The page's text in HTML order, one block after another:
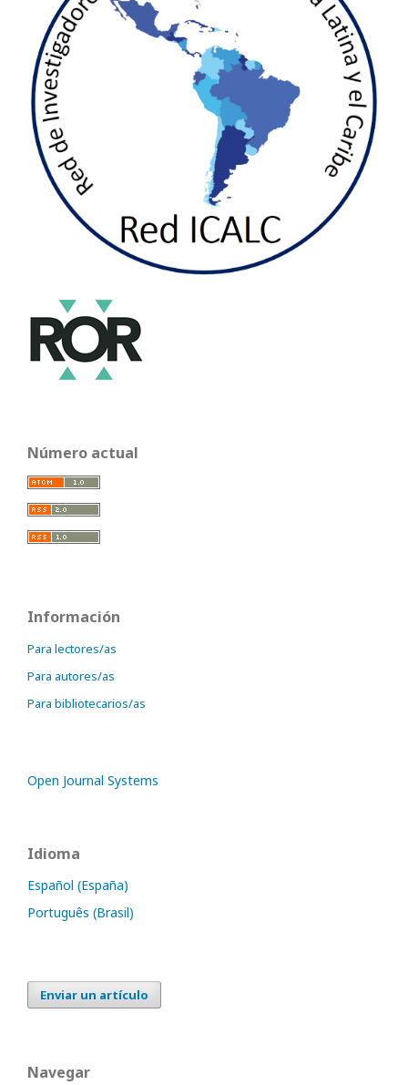
Número actual
Información
Para lectores/as
Para autores/as
Para bibliotecarios/as
Open Journal Systems
Idioma
Español (España)
Português (Brasil)
Enviar un artículo
Navegar